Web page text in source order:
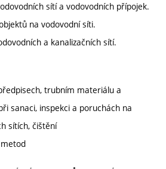
sítí a vodovodních přípojek.
na vodovodní síti.
a kanalizačních sítí.
trubním materiálu a
sanaci, inspekci a poruchách na
sítích, čištění